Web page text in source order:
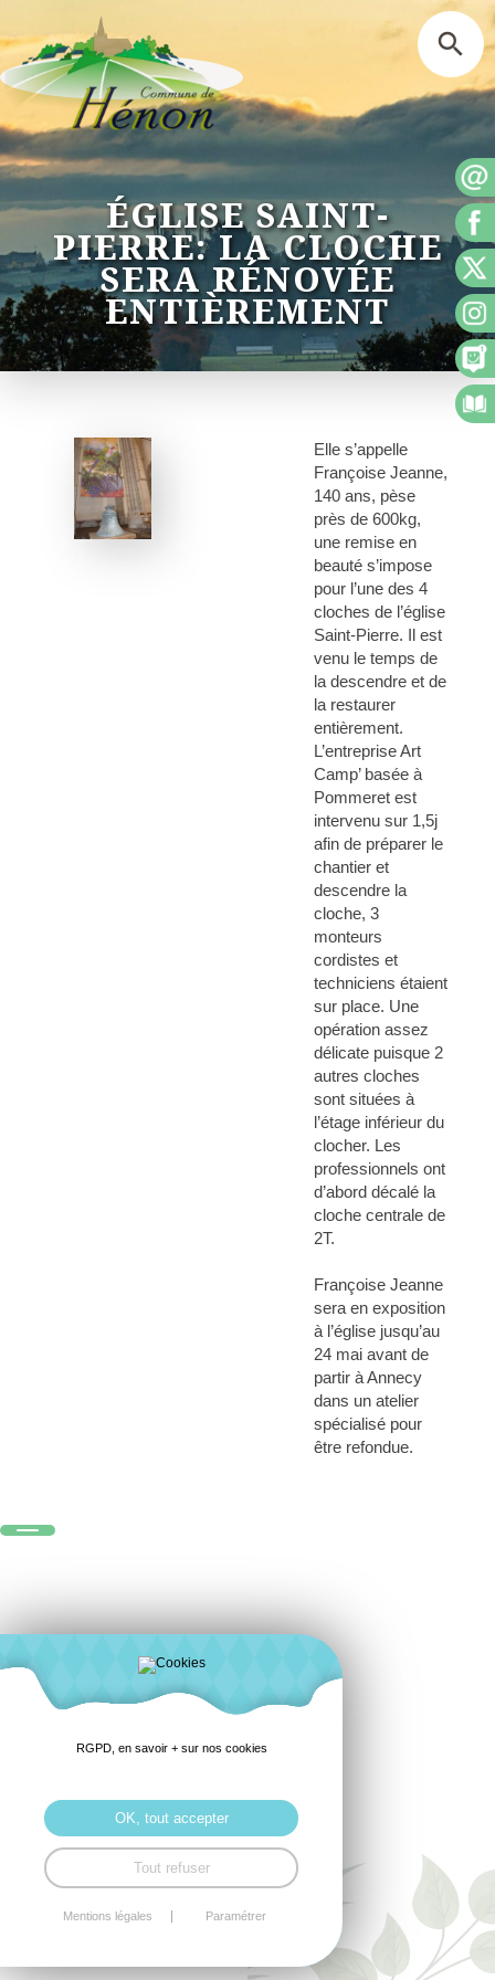
ÉGLISE SAINT-
PIERRE: LA CLOCHE
SERA RÉNOVÉE
ENTIÈREMENT
Elle s’appelle
Françoise Jeanne,
140 ans, pèse
près de 600kg,
une remise en
beauté s’impose
pour l’une des 4
cloches de l’église
Saint-Pierre. Il est
venu le temps de
la descendre et de
la restaurer
entièrement.
L’entreprise Art
Camp’ basée à
Pommeret est
intervenu sur 1,5j
afin de préparer le
chantier et
descendre la
cloche, 3
monteurs
cordistes et
techniciens étaient
sur place. Une
opération assez
délicate puisque 2
autres cloches
sont situées à
l’étage inférieur du
clocher. Les
professionnels ont
d’abord décalé la
cloche centrale de
2T.
Françoise Jeanne
sera en exposition
à l’église jusqu’au
24 mai avant de
partir à Annecy
dans un atelier
spécialisé pour
être refondue.
RGPD, en savoir + sur nos cookies
OK, tout accepter
Tout refuser
Mentions légales Paramétrer